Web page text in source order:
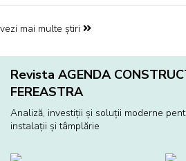
vezi mai multe știri
Revista AGENDA
FEREASTRA
Analiză, investiţii și soluţii moderne
instalaţii și tâmplărie